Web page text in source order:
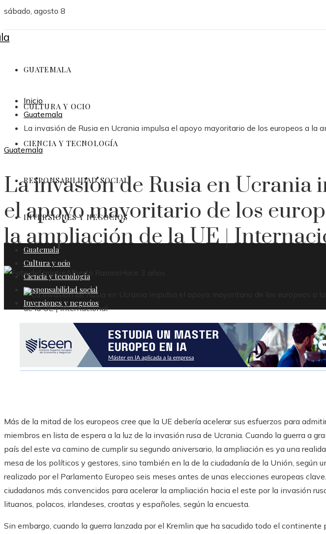
sábado, agosto 8
GUATEMALA
CULTURA Y OCIO
CIENCIA Y TECNOLOGÍA
RESPONSABILIDAD SOCIAL
INVERSIONES Y NEGOCIOS
Guatemala
Cultura y ocio
Ciencia y tecnología
Responsabilidad social
Inversiones y negocios
Inicio
Guatemala
La invasión de Rusia en Ucrania impulsa el apoyo mayoritario de los europeos a la
Guatemala
La invasión de Rusia en Ucrania
el apoyo mayoritario de los
la ampliación de la UE |
Alberto Ramos Hace 3 años
Más de la mitad de los europeos cree que la UE debería acelerar sus esfuerzos para
miembros en lista de espera a la luz de la invasión rusa de Ucrania. Cuando la guerra a
país del este va camino de cumplir su segundo aniversario, la ampliación es ya una
mesa de los políticos y gestores, sino también en la de la ciudadanía de la Unión, según
realizado por el Parlamento Europeo seis meses antes de unas elecciones europeas
ciudadanos más convencidos para acelerar la ampliación hacia el este por la invasión
lituanos, polacos, irlandeses, croatas y españoles, según la encuesta.
Sin embargo, cuando la guerra lanzada por el Kremlin que ha sacudido todo el continente